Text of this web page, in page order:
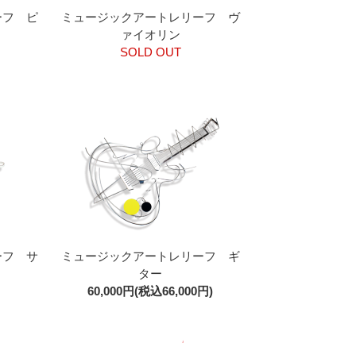
フ ピ
ミュージックアートレリーフ ヴ
ァイオリン
SOLD OUT
フ サ
ミュージックアートレリーフ ギ
ター
60,000円(税込66,000円)